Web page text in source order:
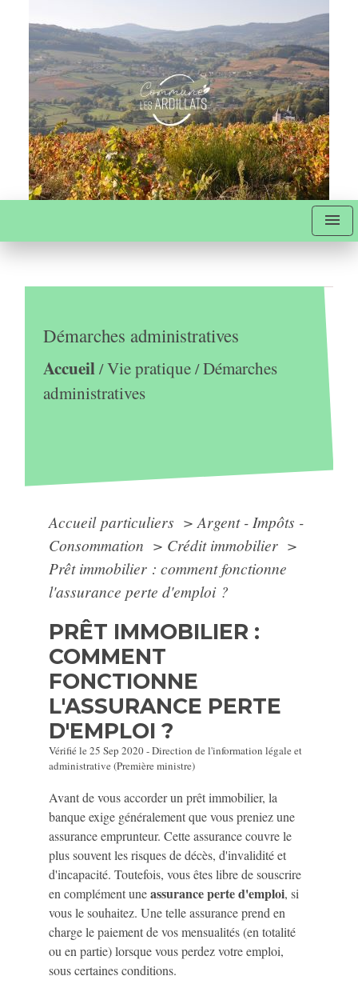
menu
Démarches administratives
Accueil/Vie pratique/Démarches
administratives
Accueil particuliers > Argent - Impôts -
Consommation > Crédit immobilier >
Prêt immobilier : comment fonctionne
l'assurance perte d'emploi ?
PRÊT IMMOBILIER :
COMMENT
FONCTIONNE
L'ASSURANCE PERTE
D'EMPLOI ?
Vérifié le 25 Sep 2020 - Direction de l'information légale et
administrative (Première ministre)
Avant de vous accorder un prêt immobilier, la
banque exige généralement que vous preniez une
assurance emprunteur. Cette assurance couvre le
plus souvent les risques de décès, d'invalidité et
d'incapacité. Toutefois, vous êtes libre de souscrire
en complément uneassurance perte d'emploi, si
vous le souhaitez. Une telle assurance prend en
charge le paiement de vos mensualités (en totalité
ou en partie) lorsque vous perdez votre emploi,
sous certaines conditions.